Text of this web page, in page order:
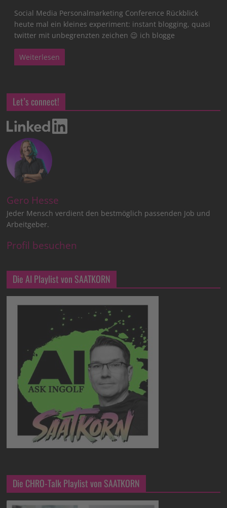
Social Media Personalmarketing Conference Rückblick
heute mal ein kleines experiment: instant blogging, quasi
twitter mit unbegrenzten zeichen 😉 ich blogge
Weiterlesen
Let’s connect!
Gero Hesse
Jeder Mensch verdient den bestmöglich passenden Job und
Arbeitgeber.
Profil besuchen
Die AI Playlist von SAATKORN
Die CHRO-Talk Playlist von SAATKORN